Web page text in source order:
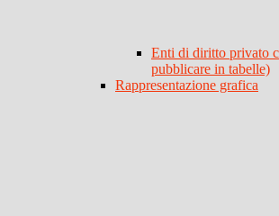
Enti di diritto privato
pubblicare in tabelle)
Rappresentazione grafica